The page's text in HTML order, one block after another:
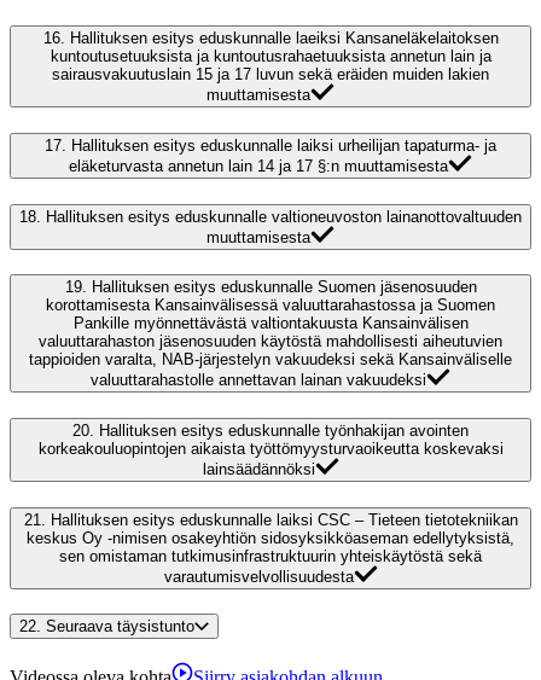
16. Hallituksen esitys eduskunnalle laeiksi Kansaneläkelaitoksen
kuntoutusetuuksista ja kuntoutusrahaetuuksista annetun lain ja
sairausvakuutuslain 15 ja 17 luvun sekä eräiden muiden lakien
muuttamisesta
17.
Hallituksen esitys eduskunnalle laiksi urheilijan tapaturma- ja
eläketurvasta annetun lain 14 ja 17 §:n muuttamisesta
18. Hallituksen esitys eduskunnalle valtioneuvoston lainanottovaltuuden
muuttamisesta
19. Hallituksen esitys eduskunnalle Suomen jäsenosuuden
korottamisesta Kansainvälisessä valuuttarahastossa ja Suomen
Pankille myönnettävästä valtiontakuusta Kansainvälisen
valuuttarahaston jäsenosuuden käytöstä mahdollisesti aiheutuvien
tappioiden varalta, NAB-järjestelyn vakuudeksi sekä Kansainväliselle
valuuttarahastolle annettavan lainan vakuudeksi
20.
Hallituksen esitys eduskunnalle työnhakijan avointen
korkeakouluopintojen aikaista työttömyysturvaoikeutta koskevaksi
lainsäädännöksi
21.
Hallituksen esitys eduskunnalle laiksi CSC – Tieteen tietotekniikan
keskus Oy -nimisen osakeyhtiön sidosyksikköaseman edellytyksistä,
sen omistaman tutkimusinfrastruktuurin yhteiskäytöstä sekä
varautumisvelvollisuudesta
22. Seuraava täysistunto